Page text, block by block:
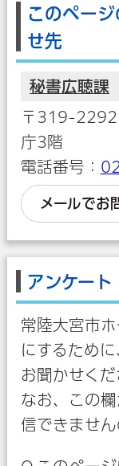
このペー
せ先
秘書広聴課
〒319-2292
庁3階
電話番号：
メールでお
アンケート
常陸大宮市
にするため
お聞かせくだ
なお、この
信できません